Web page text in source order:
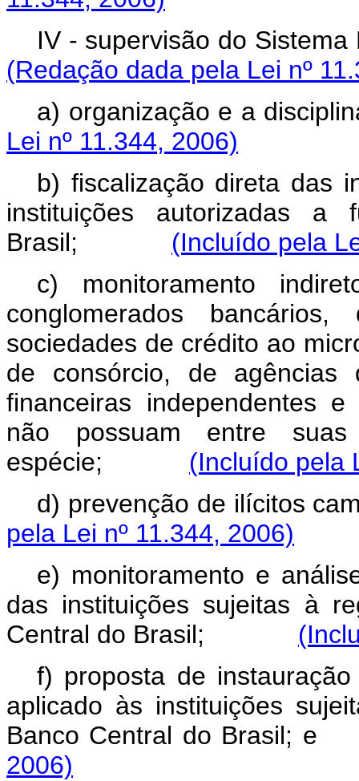
IV - supervisão do
(Redação dada pela Lei nº
a) organização e a
Lei nº 11.344, 2006)
b) fiscalização direta das
instituições autorizadas a
Brasil; (Incluído pela
c) monitoramento
conglomerados
sociedades de crédito ao
de consórcio, de agências
financeiras independentes
não possuam entre
espécie; (Incluído pela
d) prevenção de
pela Lei nº 11.344, 2006)
e) monitoramento e
das instituições sujeitas à
Central do Brasil;
f) proposta de
aplicado às instituições
Banco Central do
2006)